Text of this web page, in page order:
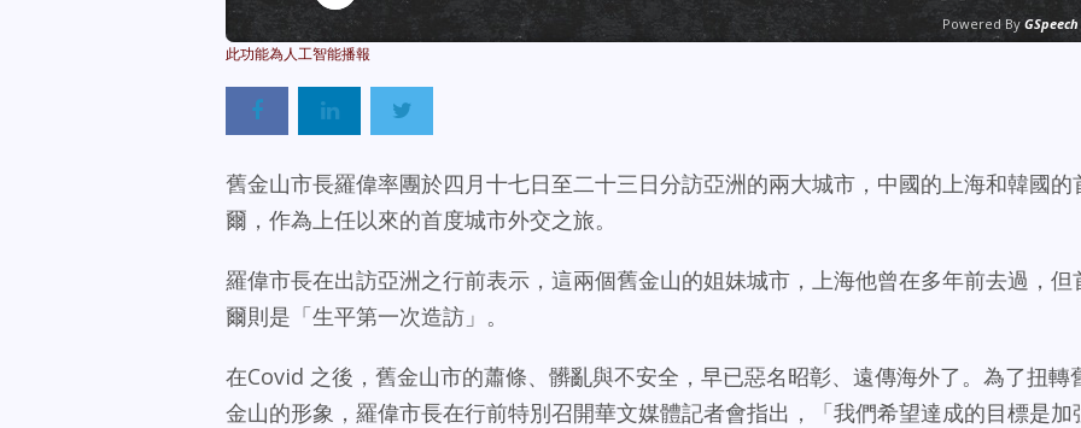
Powered By GSpeech
舊金山市長羅偉率團於四月十七日至二十三日分訪亞洲的兩大城市，中國的上海和韓國的
爾，作為上任以來的首度城市外交之旅。
羅偉市長在出訪亞洲之行前表示，這兩個舊金山的姐妹城市，上海他曾在多年前去過，但
爾則是「生平第一次造訪」。
在Covid 之後，舊金山市的蕭條、髒亂與不安全，早已惡名昭彰、遠傳海外了。為了扭轉
金山的形象，羅偉市長在行前特別召開華文媒體記者會指出，「我們希望達成的目標是加